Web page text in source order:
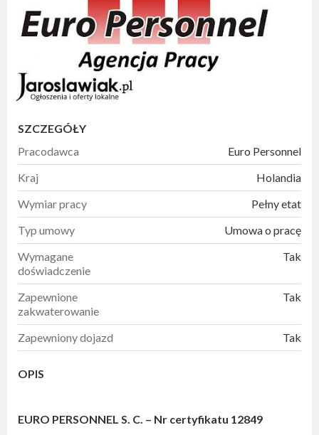
SZCZEGÓŁY
Pracodawca
Euro Personnel
Kraj
Holandia
Wymiar pracy
Pełny etat
Typ umowy
Umowa o pracę
Wymagane
doświadczenie
Tak
Zapewnione
zakwaterowanie
Tak
Zapewniony dojazd Tak
OPIS
EURO PERSONNEL S. C. – Nr certyfikatu 12849